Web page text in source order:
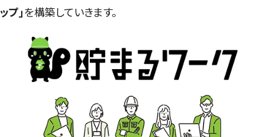
ップ」を構築していきます。